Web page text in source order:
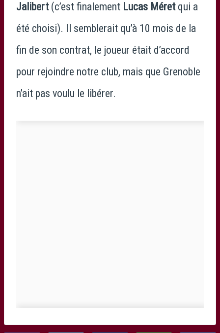
Jalibert(c’est finalement Lucas Méretqui a
été choisi). Il semblerait qu’à 10 mois de la
fin de son contrat, le joueur était d’accord
pour rejoindre notre club, mais que Grenoble
n’ait pas voulu le libérer.